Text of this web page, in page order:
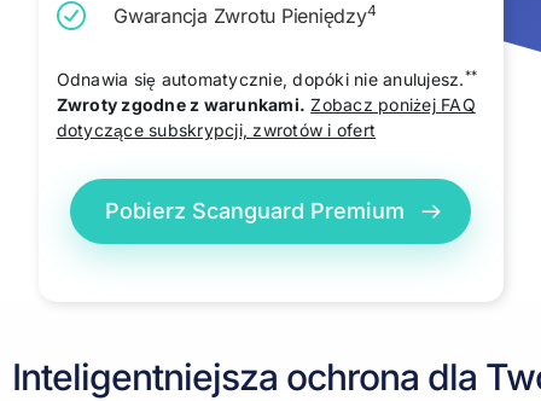
Gwarancja Zwrotu Pieniędzy4
Odnawia się automatycznie, dopóki nie anulujesz.**
Zwroty zgodne z warunkami. Zobacz poniżej FAQ
dotyczące subskrypcji, zwrotów i ofert
Pobierz Scanguard Premium
Inteligentniejsza ochrona dla